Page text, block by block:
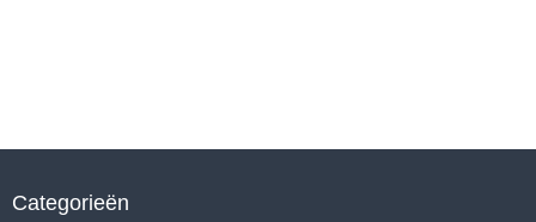
Categorieën